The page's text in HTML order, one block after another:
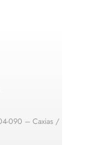
090 – Caxias /